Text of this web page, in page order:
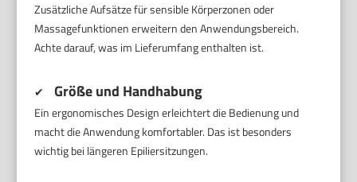
Zusätzliche Aufsätze für sensible Körperzonen oder
Massagefunktionen erweitern den Anwendungsbereich.
Achte darauf, was im Lieferumfang enthalten ist.
✔ Größe und Handhabung
Ein ergonomisches Design erleichtert die Bedienung und
macht die Anwendung komfortabler. Das ist besonders
wichtig bei längeren Epiliersitzungen.